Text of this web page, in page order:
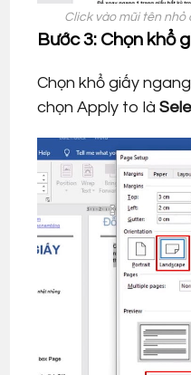
Click vào mũi tên nhỏ
Bước 3: Chọn khổ
Chọn khổ giấy
chọn Apply to là